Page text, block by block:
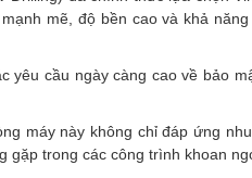
mẽ, độ bền cao và khả
yêu cầu ngày càng cao về bảo
máy này không chỉ đáp ứng
trong các công trình khoan